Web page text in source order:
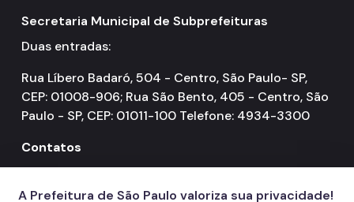
Secretaria Municipal de Subprefeituras
Duas entradas:
Rua Líbero Badaró, 504 - Centro, São Paulo- SP,
CEP: 01008-906; Rua São Bento, 405 - Centro, São
Paulo - SP, CEP: 01011-100 Telefone: 4934-3300
Contatos
156
A Prefeitura de São Paulo valoriza sua privacidade!